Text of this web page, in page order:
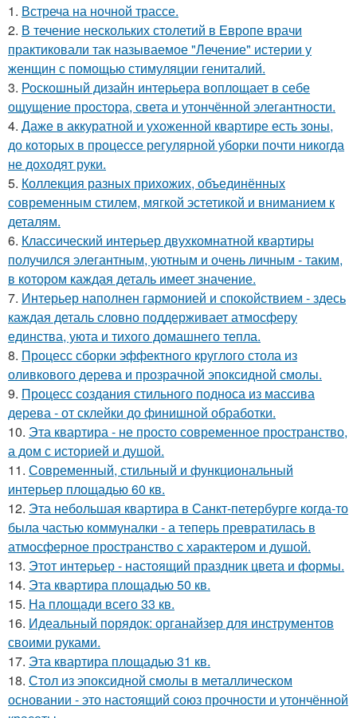
1. Встреча на ночной трассе.
2. В течение нескольких столетий в Европе врачи
практиковали так называемое "Лечение" истерии у
женщин с помощью стимуляции гениталий.
3. Роскошный дизайн интерьера воплощает в себе
ощущение простора, света и утончённой элегантности.
4. Даже в аккуратной и ухоженной квартире есть зоны,
до которых в процессе регулярной уборки почти никогда
не доходят руки.
5. Коллекция разных прихожих, объединённых
современным стилем, мягкой эстетикой и вниманием к
деталям.
6. Классический интерьер двухкомнатной квартиры
получился элегантным, уютным и очень личным - таким,
в котором каждая деталь имеет значение.
7. Интерьер наполнен гармонией и спокойствием - здесь
каждая деталь словно поддерживает атмосферу
единства, уюта и тихого домашнего тепла.
8. Процесс сборки эффектного круглого стола из
оливкового дерева и прозрачной эпоксидной смолы.
9. Процесс создания стильного подноса из массива
дерева - от склейки до финишной обработки.
10. Эта квартира - не просто современное пространство,
а дом с историей и душой.
11. Современный, стильный и функциональный
интерьер площадью 60 кв.
12. Эта небольшая квартира в Санкт-петербурге когда-то
была частью коммуналки - а теперь превратилась в
атмосферное пространство с характером и душой.
13. Этот интерьер - настоящий праздник цвета и формы.
14. Эта квартира площадью 50 кв.
15. На площади всего 33 кв.
16. Идеальный порядок: органайзер для инструментов
своими руками.
17. Эта квартира площадью 31 кв.
18. Стол из эпоксидной смолы в металлическом
основании - это настоящий союз прочности и утончённой